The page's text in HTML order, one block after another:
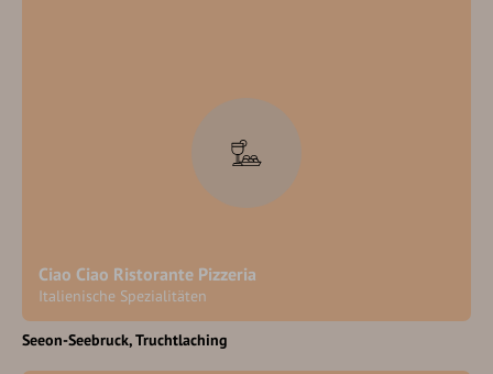
Ciao Ciao Ristorante Pizzeria
Italienische Spezialitäten
Seeon-Seebruck Truchtlaching